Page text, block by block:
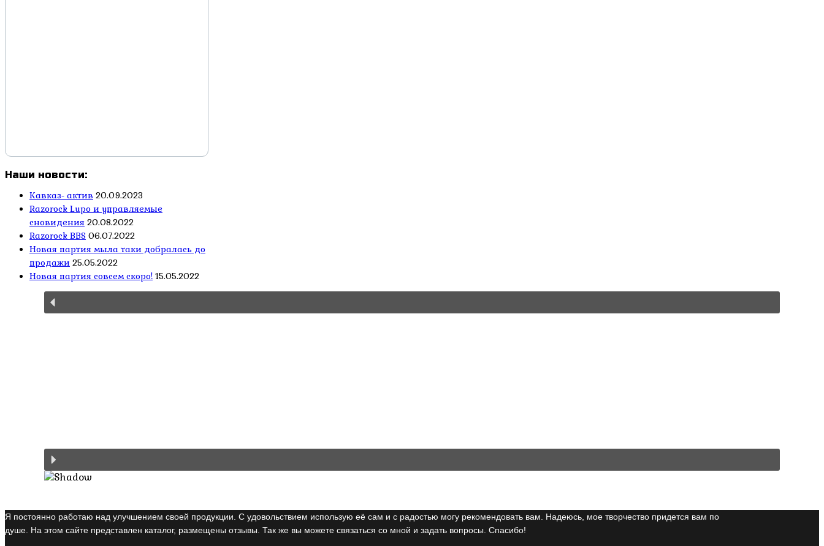
Наши новости:
Кавказ- актив 20.09.2023
Razorock Lupo и управляемые
сновидения 20.08.2022
Razorock BBS 06.07.2022
Новая партия мыла таки добралась до
продажи 25.05.2022
Новая партия совсем скоро! 15.05.2022
Я постоянно работаю над улучшением своей продукции. С удовольствием использую её сам и с радостью могу рекомендовать вам. Надеюсь, мое творчество придется вам по
душе. На этом сайте представлен каталог, размещены отзывы. Так же вы можете связаться со мной и задать вопросы. Спасибо!